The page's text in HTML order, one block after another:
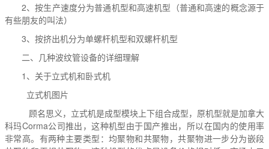
2、按生产速度分为普通机型和高速机型（普通和高速的概念源于
有些朋友的叫法）
3、按挤出机分为单螺杆机型和双螺杆机型
二、几种波纹管设备的详细理解
1、关于立式机和卧式机
立式机图片
顾名思义，立式机是成型模块上下组合成型，原机型就是加拿大
科玛Corma公司推出，这种机型由于国产推出，所以在国内的使用率
非常高。有两种主要类型：均聚物和共聚物，共聚物进一步分为嵌段